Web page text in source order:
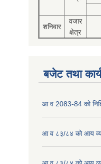
शनिवार
वजार
क्षेत्र
बजेट तथा
आ व 2083-84 को
आ व ८३/८४ को आय